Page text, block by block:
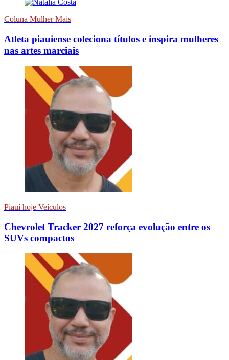
Coluna Mulher Mais
Atleta piauiense coleciona títulos e inspira mulheres
nas artes marciais
Piauí hoje Veículos
Chevrolet Tracker 2027 reforça evolução entre os
SUVs compactos